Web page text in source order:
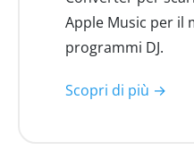
Apple Music per il
programmi DJ.
Scopri di più →